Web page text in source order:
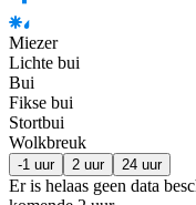
Miezer
Lichte bui
Bui
Fikse bui
Stortbui
Wolkbreuk
-1 uur 2 uur 24 uur
Er is helaas geen data